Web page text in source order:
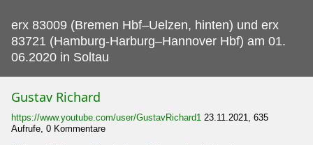
erx 83009 (Bremen Hbf–Uelzen, hinten) und erx
83721 (Hamburg-Harburg–Hannover Hbf) am 01.
06.2020 in Soltau
Gustav Richard
https://www.youtube.com/user/GustavRichard1 23.11.2021, 635
Aufrufe, 0 Kommentare